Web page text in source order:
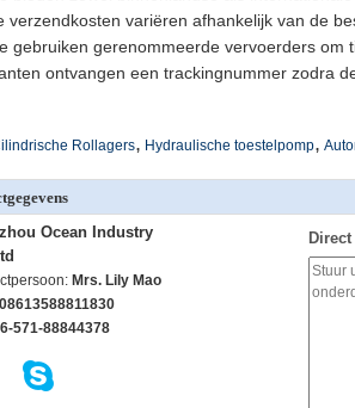
verzendkosten variëren afhankelijk van de
gebruiken gerenommeerde vervoerders om
ontvangen een trackingnummer zodra
Rollagers, Hydraulische toestelpomp,
Ocean Industry
Mrs. Lily Mao
571-88844378